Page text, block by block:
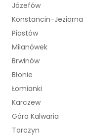
Józefów
Konstancin-Jeziorna
Piastów
Milanówek
Brwinów
Błonie
Łomianki
Karczew
Góra Kalwaria
Tarczyn